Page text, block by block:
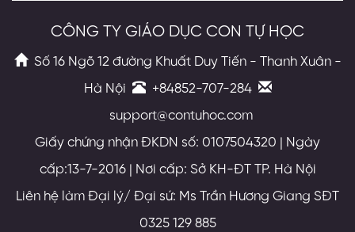
CÔNG TY GIÁO DỤC CON TỰ HỌC
Số 16 Ngõ 12 đường Khuất Duy Tiến - Thanh Xuân -
Hà Nội
+84852-707-284
support@contuhoc.com
Giấy chứng nhận ĐKDN số: 0107504320 | Ngày
cấp:13-7-2016 | Nơi cấp: Sở KH-ĐT TP. Hà Nội
Liên hệ làm Đại lý/ Đại sứ: Ms Trần Hương Giang SĐT
0325 129 885